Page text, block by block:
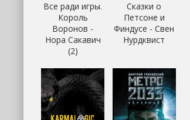
Все ради игры.
Король
Воронов -
Нора Сакавич
(2)
Сказки о
Петсоне и
Финдусе - Свен
Нурдквист